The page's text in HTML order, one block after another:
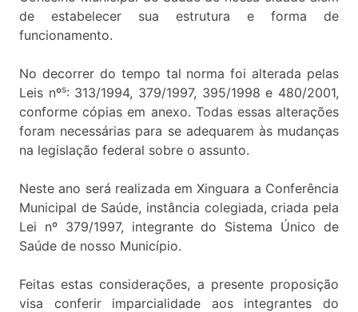
de estabelecer sua estrutura e forma de
funcionamento.
No decorrer do tempo tal norma foi alterada pelas
Leis nºs: 313/1994, 379/1997, 395/1998 e 480/2001,
conforme cópias em anexo. Todas essas alterações
foram necessárias para se adequarem às mudanças
na legislação federal sobre o assunto.
Neste ano será realizada em Xinguara a Conferência
Municipal de Saúde, instância colegiada, criada pela
Lei nº 379/1997, integrante do Sistema Único de
Saúde de nosso Município.
Feitas estas considerações, a presente proposição
visa conferir imparcialidade aos integrantes do